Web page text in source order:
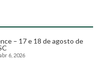
– 17 e 18 de agosto de
6, 2026